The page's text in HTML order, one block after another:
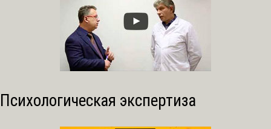
Психологическая экспертиза